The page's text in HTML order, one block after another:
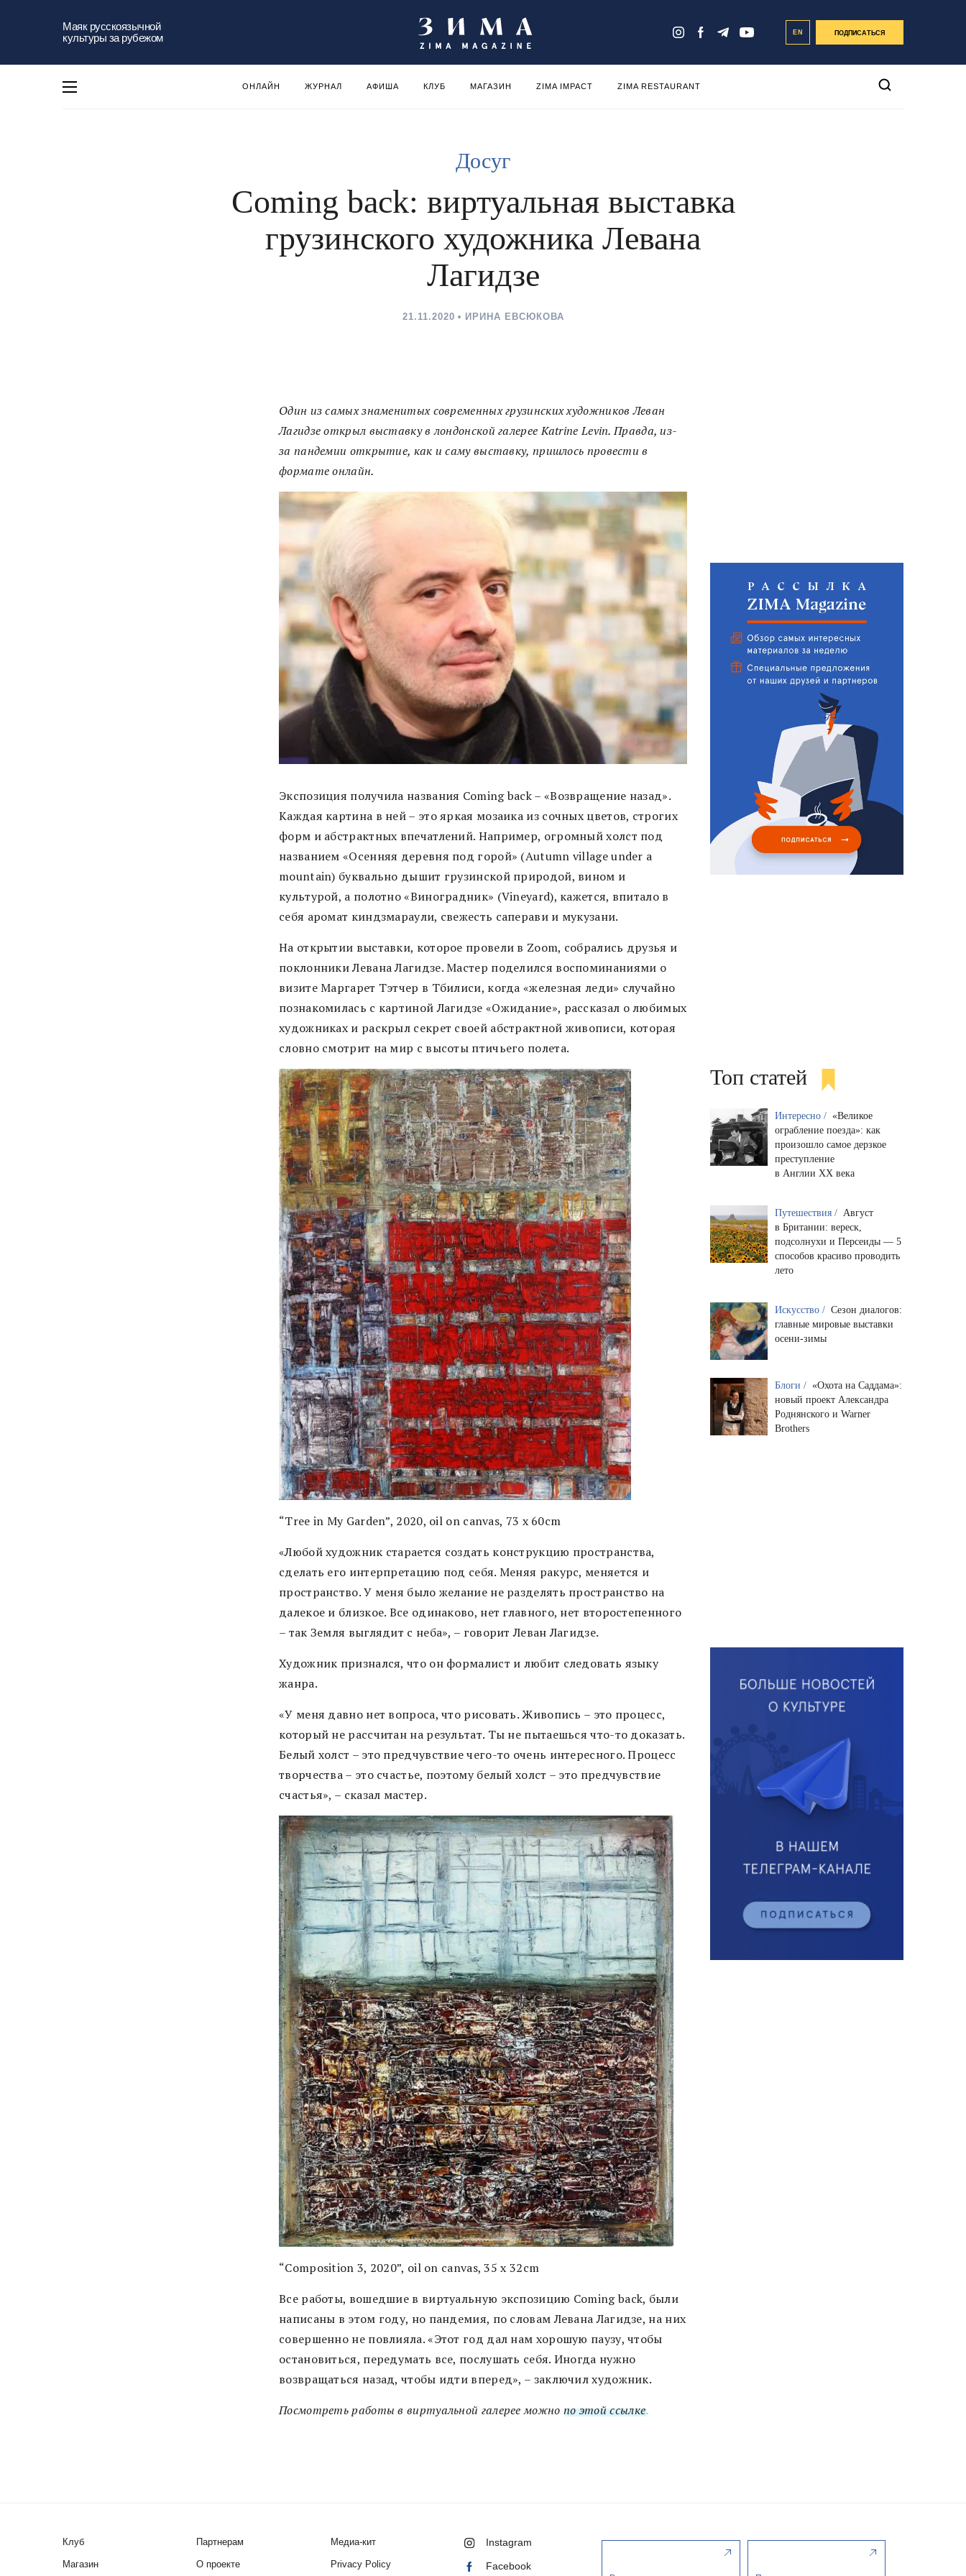
Маяк русскоязычной
культуры за рубежом
EN ПОДПИСАТЬСЯ
ОНЛАЙН ЖУРНАЛ АФИША КЛУБ МАГАЗИН ZIMA IMPACT ZIMA RESTAURANT
Досуг
Coming back: виртуальная выставка
грузинского художника Левана
Лагидзе
21.11.2020 ИРИНА ЕВСЮКОВА
Один из самых знаменитых современных грузинских художников Леван
Лагидзе открыл выставку в лондонской галерее Katrine Levin. Правда, из-
за пандемии открытие, как и саму выставку, пришлось провести в
формате онлайн.
Экспозиция получила названия Coming back – «Возвращение назад».
Каждая картина в ней – это яркая мозаика из сочных цветов, строгих
форм и абстрактных впечатлений. Например, огромный холст под
названием «Осенняя деревня под горой» (Autumn village under a
mountain) буквально дышит грузинской природой, вином и
культурой, а полотно «Виноградник» (Vineyard), кажется, впитало в
себя аромат киндзмараули, свежесть саперави и мукузани.
На открытии выставки, которое провели в Zoom, собрались друзья и
поклонники Левана Лагидзе. Мастер поделился воспоминаниями о
визите Маргарет Тэтчер в Тбилиси, когда «железная леди» случайно
познакомилась с картиной Лагидзе «Ожидание», рассказал о любимых
художниках и раскрыл секрет своей абстрактной живописи, которая
словно смотрит на мир с высоты птичьего полета.
“Tree in My Garden”, 2020, oil on canvas, 73 x 60cm
«Любой художник старается создать конструкцию пространства,
сделать его интерпретацию под себя. Меняя ракурс, меняется и
пространство. У меня было желание не разделять пространство на
далекое и близкое. Все одинаково, нет главного, нет второстепенного
– так Земля выглядит с неба», – говорит Леван Лагидзе.
Художник признался, что он формалист и любит следовать языку
жанра.
«У меня давно нет вопроса, что рисовать. Живопись – это процесс,
который не рассчитан на результат. Ты не пытаешься что-то доказать.
Белый холст – это предчувствие чего-то очень интересного. Процесс
творчества – это счастье, поэтому белый холст – это предчувствие
счастья», – сказал мастер.
“Composition 3, 2020”, oil on canvas, 35 x 32cm
Все работы, вошедшие в виртуальную экспозицию Coming back, были
написаны в этом году, но пандемия, по словам Левана Лагидзе, на них
совершенно не повлияла.«Этот год дал нам хорошую паузу, чтобы
остановиться, передумать все, послушать себя. Иногда нужно
возвращаться назад, чтобы идти вперед», – заключил художник.
Посмотреть работы в виртуальной галерее можно по этой ссылке.
Топ статей
Интересно / «Великое
ограбление поезда»: как
произошло самое дерзкое
преступление
в Англии XX века
Путешествия / Август
в Британии: вереск,
подсолнухи и Персеиды — 5
способов красиво проводить
лето
Искусство / Сезон диалогов:
главные мировые выставки
осени-зимы
Блоги / «Охота на Саддама»:
новый проект Александра
Роднянского и Warner
Brothers
Клуб
Магазин
Партнерам
О проекте
Медиа-кит
Privacy Policy
Instagram
Facebook